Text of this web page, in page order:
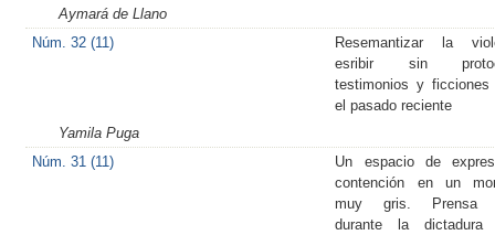
Aymará de Llano
Núm. 32 (11)
Resemantizar la
esribir sin
testimonios y ficciones
el pasado reciente
Yamila Puga
Núm. 31 (11)
Un espacio de
contención en un
muy gris. Prensa
durante la